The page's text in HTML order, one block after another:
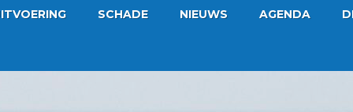
SCHADE NIEUWS AGENDA